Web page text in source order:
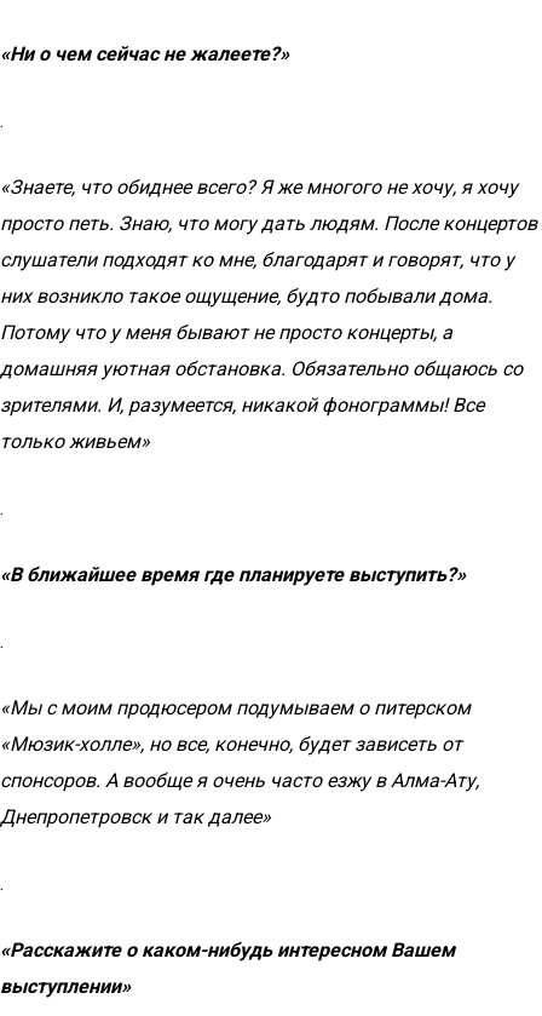
«Ни о чем сейчас не жалеете?»
.
«Знаете, что обиднее всего? Я же многого не хочу, я хочу
просто петь. Знаю, что могу дать людям. После концертов
слушатели подходят ко мне, благодарят и говорят, что у
них возникло такое ощущение, будто побывали дома.
Потому что у меня бывают не просто концерты, а
домашняя уютная обстановка. Обязательно общаюсь со
зрителями. И, разумеется, никакой фонограммы! Все
только живьем»
.
«В ближайшее время где планируете выступить?»
.
«Мы с моим продюсером подумываем о питерском
«Мюзик-холле», но все, конечно, будет зависеть от
спонсоров. А вообще я очень часто езжу в Алма-Ату,
Днепропетровск и так далее»
.
«Расскажите о каком-нибудь интересном Вашем
выступлении»